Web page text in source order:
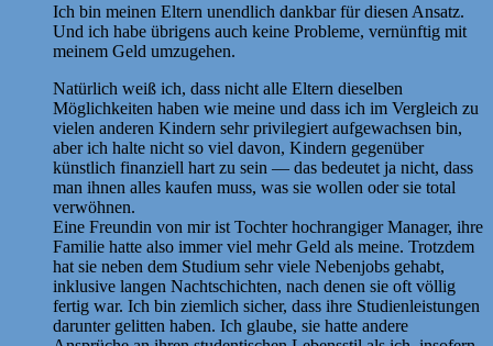
Ich bin meinen Eltern unendlich dankbar für diesen Ansatz.
Und ich habe übrigens auch keine Probleme, vernünftig mit
meinem Geld umzugehen.
Natürlich weiß ich, dass nicht alle Eltern dieselben
Möglichkeiten haben wie meine und dass ich im Vergleich zu
vielen anderen Kindern sehr privilegiert aufgewachsen bin,
aber ich halte nicht so viel davon, Kindern gegenüber
künstlich finanziell hart zu sein — das bedeutet ja nicht, dass
man ihnen alles kaufen muss, was sie wollen oder sie total
verwöhnen.
Eine Freundin von mir ist Tochter hochrangiger Manager, ihre
Familie hatte also immer viel mehr Geld als meine. Trotzdem
hat sie neben dem Studium sehr viele Nebenjobs gehabt,
inklusive langen Nachtschichten, nach denen sie oft völlig
fertig war. Ich bin ziemlich sicher, dass ihre Studienleistungen
darunter gelitten haben. Ich glaube, sie hatte andere